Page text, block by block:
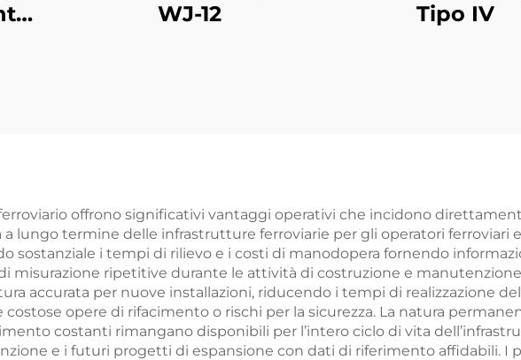
WJ-12
Tipo IV
offrono significativi vantaggi operativi che incidono
a lungo termine delle infrastrutture ferroviarie per gli operatori ferroviari
sostanziale i tempi di rilievo e i costi di manodopera fornendo
misurazione ripetitive durante le attività di costruzione e
accurata per nuove installazioni, riducendo i tempi di realizzazione
opere di rifacimento o rischi per la sicurezza. La natura
costanti rimangano disponibili per l’intero ciclo di vita
e i futuri progetti di espansione con dati di riferimento affidabili. I